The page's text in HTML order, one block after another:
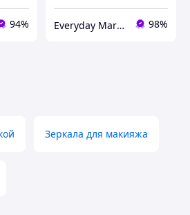
94% Everyday Market 0965612251 98%
Зеркала для макияжа